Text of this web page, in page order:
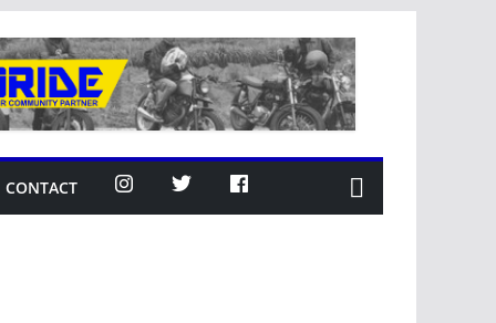
CONTACT